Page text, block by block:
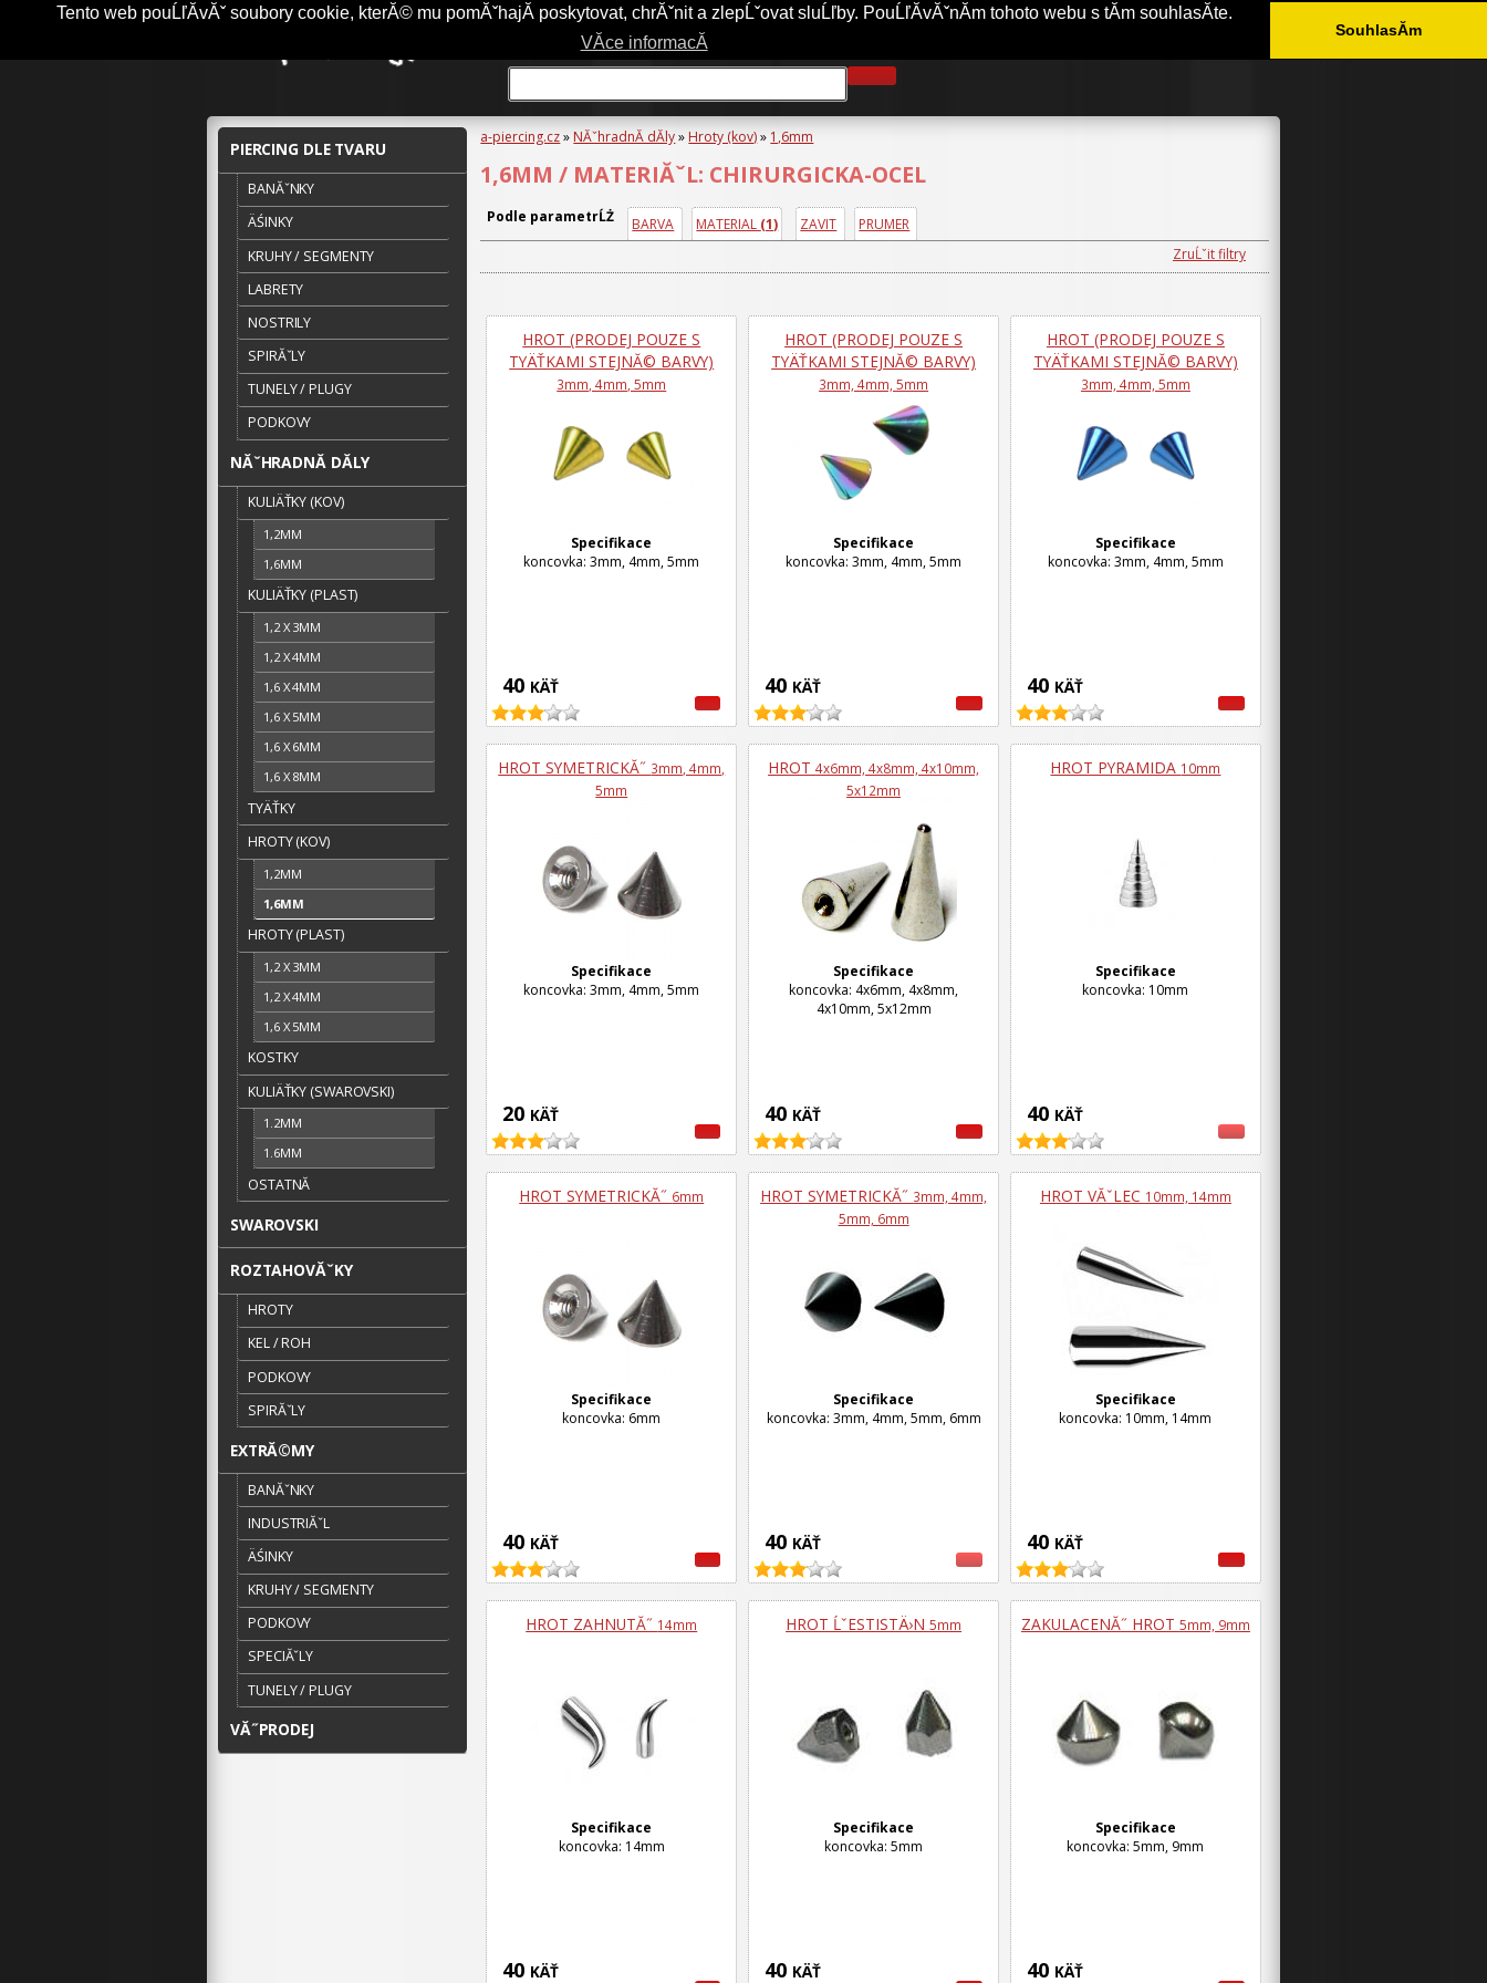
Tento web pouĹľĂ­vĂˇ soubory cookie, kterĂ© mu pomĂˇhajĂ­ poskytovat, chrĂˇnit a zlepĹˇovat sluĹľby. PouĹľĂ­vĂˇnĂ­m tohoto webu s tĂ­m souhlasĂ­te.
VĂ­ce informacĂ­
SouhlasĂ­m
a-piercing.cz» NĂˇhradnĂ­ dĂ­ly» Hroty (kov)» 1,6mm
1,6MM / MATERIĂˇL: CHIRURGICKA-OCEL
Podle parametrĹŻ BARVA MATERIAL (1) ZAVIT
PRUMER
ZruĹˇit filtry
HROT (PRODEJ POUZE S
TYÄŤKAMI STEJNĂ© BARVY)
3mm, 4mm, 5mm
40 KÄŤ
Specifikace
koncovka: 3mm, 4mm, 5mm
HROT (PRODEJ POUZE S
TYÄŤKAMI STEJNĂ© BARVY)
3mm, 4mm, 5mm
40 KÄŤ
Specifikace
koncovka: 3mm, 4mm, 5mm
HROT (PRODEJ POUZE S
TYÄŤKAMI STEJNĂ© BARVY)
3mm, 4mm, 5mm
40 KÄŤ
Specifikace
koncovka: 3mm, 4mm, 5mm
HROT SYMETRICKĂ˝ 3mm, 4mm,
5mm
20 KÄŤ
Specifikace
koncovka: 3mm, 4mm, 5mm
HROT4x6mm, 4x8mm, 4x10mm,
5x12mm
40 KÄŤ
Specifikace
koncovka: 4x6mm, 4x8mm,
4x10mm, 5x12mm
HROT PYRAMIDA 10mm
40 KÄŤ
Specifikace
koncovka: 10mm
HROT SYMETRICKĂ˝ 6mm
40 KÄŤ
Specifikace
koncovka: 6mm
HROT SYMETRICKĂ˝ 3mm, 4mm,
5mm, 6mm
40 KÄŤ
Specifikace
koncovka: 3mm, 4mm, 5mm, 6mm
HROT VĂˇLEC 10mm, 14mm
40 KÄŤ
Specifikace
koncovka: 10mm, 14mm
HROT ZAHNUTĂ˝ 14mm
40 KÄŤ
Specifikace
koncovka: 14mm
HROT ĹˇESTISTÄ›N5mm
40 KÄŤ
Specifikace
koncovka: 5mm
ZAKULACENĂ˝ HROT 5mm, 9mm
40 KÄŤ
Specifikace
koncovka: 5mm, 9mm
PIERCING DLE TVARU
BANĂˇNKY
ÄŚINKY
KRUHY / SEGMENTY
LABRETY
NOSTRILY
SPIRĂˇLY
TUNELY / PLUGY
PODKOVY
NĂˇHRADNĂ­ DĂ­LY
KULIÄŤKY (KOV)
1,2MM
1,6MM
KULIÄŤKY (PLAST)
1,2 X 3MM
1,2 X 4MM
1,6 X 4MM
1,6 X 5MM
1,6 X 6MM
1,6 X 8MM
TYÄŤKY
HROTY (KOV)
1,2MM
1,6MM
HROTY (PLAST)
1,2 X 3MM
1,2 X 4MM
1,6 X 5MM
KOSTKY
KULIÄŤKY (SWAROVSKI)
1.2MM
1.6MM
OSTATNĂ­
SWAROVSKI
ROZTAHOVĂˇKY
HROTY
KEL / ROH
PODKOVY
SPIRĂˇLY
EXTRĂ©MY
BANĂˇNKY
INDUSTRIĂˇL
ÄŚINKY
KRUHY / SEGMENTY
PODKOVY
SPECIĂˇLY
TUNELY / PLUGY
VĂ˝PRODEJ
A-PIERCING.CZ OBCHODNĂ­ PODMĂ­NKY